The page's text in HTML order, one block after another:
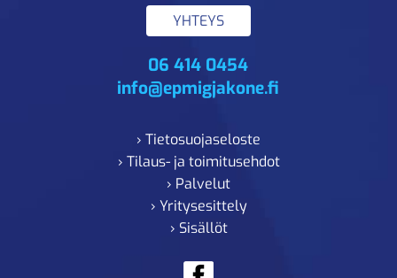
YHTEYS
06 414 0454
info@epmigjakone.fi
› Tietosuojaseloste
› Tilaus- ja toimitusehdot
› Palvelut
› Yritysesittely
› Sisällöt